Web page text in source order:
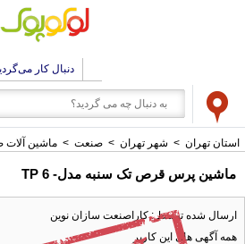
دنبال کار
استان تهران > شهر تهران > صنعت > ماشین آلات
ماشين پرس قرص تک سنبه مدل- 6 TP
ارسال شده توسط : کاراصنعت سازان نوین
همه آگهی های این کاربر